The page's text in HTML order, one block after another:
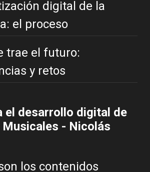
digital de la
el proceso
trae el futuro:
y retos
el desarrollo digital de
- Nicolás
los contenidos